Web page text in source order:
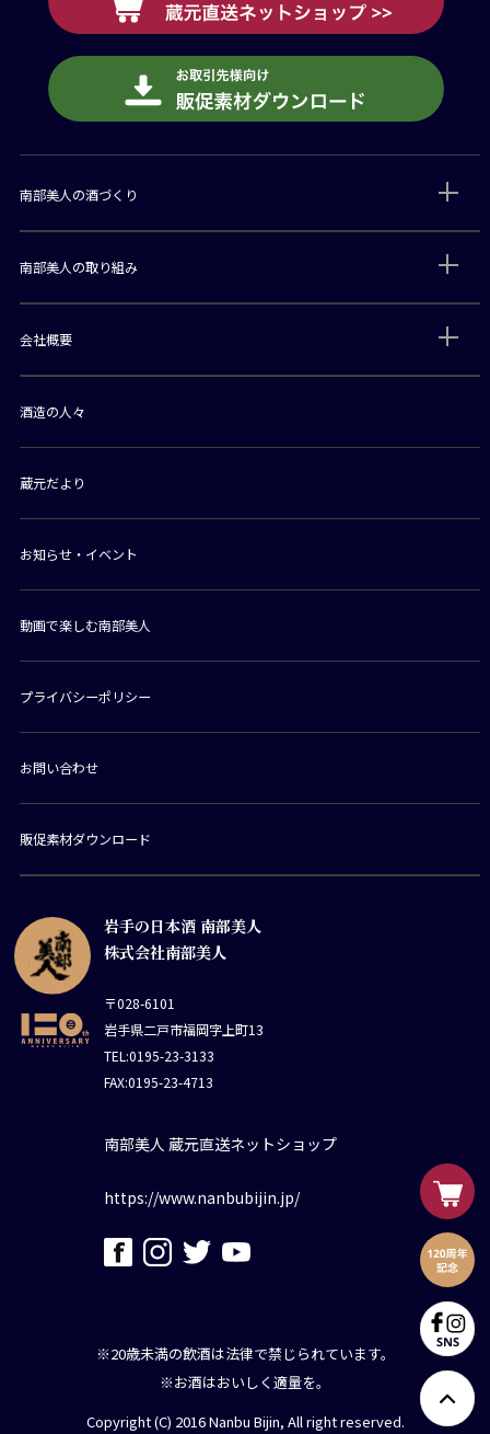
岩手の日本酒 南部美人
株式会社南部美人
〒028-6101
岩手県二戸市福岡字上町13
TEL:0195-23-3133
FAX:0195-23-4713
南部美人 蔵元直送ネットショップ
https://www.nanbubijin.jp/
南部美人の酒づくり
南部美人の取り組み
会社概要
酒造の人々
蔵元だより
お知らせ・イベント
動画で楽しむ南部美人
プライバシーポリシー
お問い合わせ
販促素材ダウンロード
※20歳未満の飲酒は法律で禁じられています。
※お酒はおいしく適量を。
Copyright (C) 2016 Nanbu Bijin, All right reserved.